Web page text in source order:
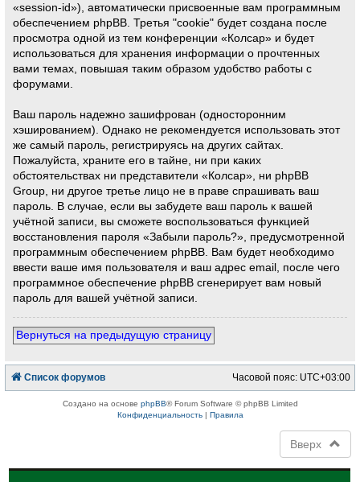
«session-id»), автоматически присвоенные вам программным
обеспечением phpBB. Третья "cookie" будет создана после
просмотра одной из тем конференции «Колсар» и будет
использоваться для хранения информации о прочтенных
вами темах, повышая таким образом удобство работы с
форумами.
Ваш пароль надежно зашифрован (односторонним
хэшированием). Однако не рекомендуется использовать этот
же самый пароль, регистрируясь на других сайтах.
Пожалуйста, храните его в тайне, ни при каких
обстоятельствах ни представители «Колсар», ни phpBB
Group, ни другое третье лицо не в праве спрашивать ваш
пароль. В случае, если вы забудете ваш пароль к вашей
учётной записи, вы сможете воспользоваться функцией
восстановления пароля «Забыли пароль?», предусмотренной
программным обеспечением phpBB. Вам будет необходимо
ввести ваше имя пользователя и ваш адрес email, после чего
программное обеспечение phpBB сгенерирует вам новый
пароль для вашей учётной записи.
Вернуться на предыдущую страницу
Список форумов Часовой пояс: UTC+03:00
Создано на основе phpBB® Forum Software © phpBB Limited
Конфиденциальность| Правила
Вверх